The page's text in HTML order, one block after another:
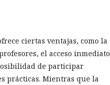
ciertas ventajas, como la
el acceso inmediato
de participar
prácticas. Mientras que la